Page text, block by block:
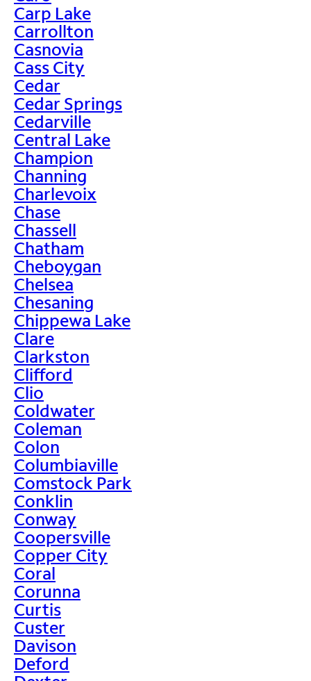
Carp Lake
Carrollton
Casnovia
Cass City
Cedar
Cedar Springs
Cedarville
Central Lake
Champion
Channing
Charlevoix
Chase
Chassell
Chatham
Cheboygan
Chelsea
Chesaning
Chippewa Lake
Clare
Clarkston
Clifford
Clio
Coldwater
Coleman
Colon
Columbiaville
Comstock Park
Conklin
Conway
Coopersville
Copper City
Coral
Corunna
Curtis
Custer
Davison
Deford